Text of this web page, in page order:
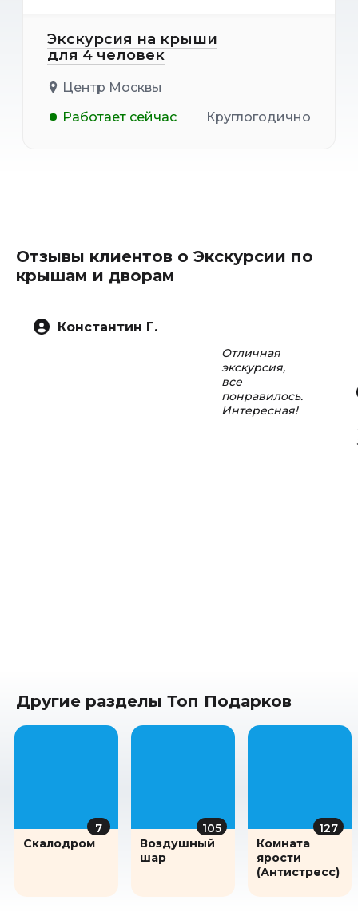
Экскурсия на крыши
для 4 человек
Центр Москвы
Работает сейчас
Круглогодично
Отзывы клиентов о Экскурсии по
крышам и дворам
Константин Г.
Отличная
экскурсия,
все
понравилось.
Интересная!
Другие разделы Топ Подарков
7
Скалодром
105
Воздушный
шар
127
Комната
ярости
(Антистресс)